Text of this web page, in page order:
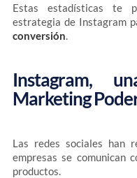
Estas estadísticas te
estrategia de Instagram
conversión
Instagram,
Marketing
Las redes sociales han
empresas se comunican
productos.